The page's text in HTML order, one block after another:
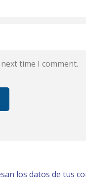
time I comment.
los datos de tus